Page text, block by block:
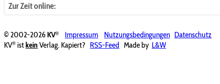
Zur Zeit online:
© 2002-2026KV® Impressum Nutzungsbedingungen Datenschutz
KV® istkein Verlag. Kapiert? RSS-Feed Made by L&W